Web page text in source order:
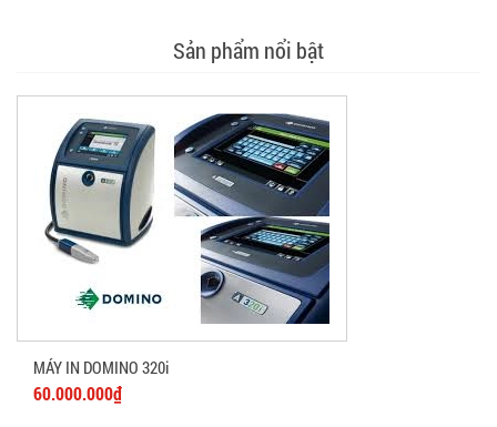
Sản phẩm nổi bật
MÁY IN DOMINO 320i
60.000.000₫